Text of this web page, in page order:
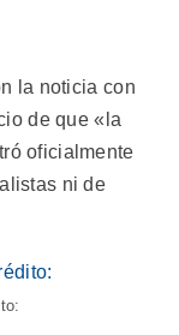
la noticia con
de que «la
oficialmente
ni de